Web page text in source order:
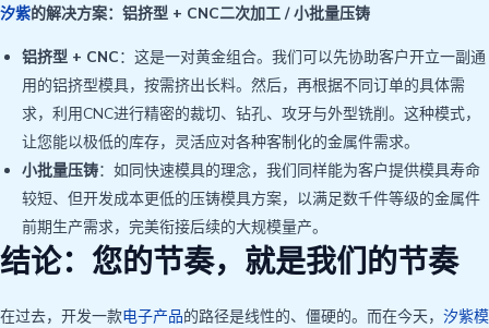
汐紫的解决方案：铝挤型 + CNC二次加工 / 小批量压铸
铝挤型 + CNC：这是一对黄金组合。我们可以先协助客户开立一副通
用的铝挤型模具，按需挤出长料。然后，再根据不同订单的具体需
求，利用CNC进行精密的裁切、钻孔、攻牙与外型铣削。这种模式，
让您能以极低的库存，灵活应对各种客制化的金属件需求。
小批量压铸：如同快速模具的理念，我们同样能为客户提供模具寿命
较短、但开发成本更低的压铸模具方案，以满足数千件等级的金属件
前期生产需求，完美衔接后续的大规模量产。
结论：您的节奏，就是我们的节奏
在过去，开发一款电子产品的路径是线性的、僵硬的。而在今天， 汐紫模